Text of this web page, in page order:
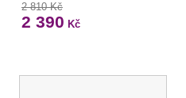
2 810 Kč
2 390 Kč